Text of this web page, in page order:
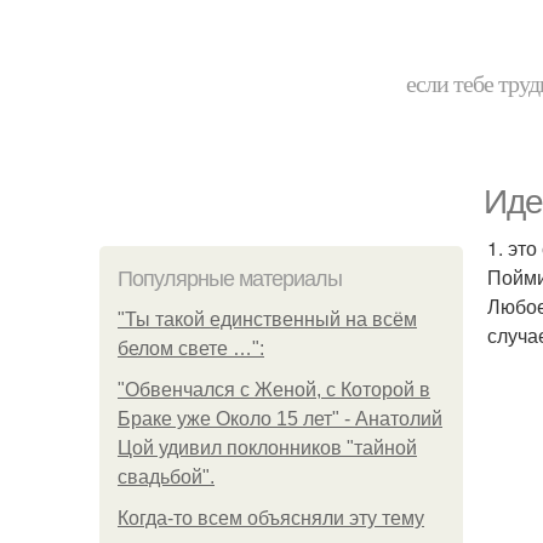
если тебе
Популярные материалы
"Ты такой единственный на всём
белом свете …":
"Обвенчался с Женой, с Которой в
Браке уже Около 15 лет" - Анатолий
Цой удивил поклонников "тайной
свадьбой".
Когда-то всем объясняли эту тему
1.